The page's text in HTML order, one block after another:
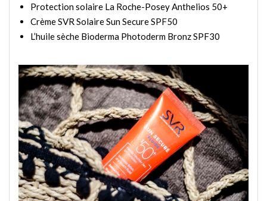
Protection solaire La Roche-Posey Anthelios 50+
Crème SVR Solaire Sun Secure SPF50
L’huile sèche Bioderma Photoderm Bronz SPF30